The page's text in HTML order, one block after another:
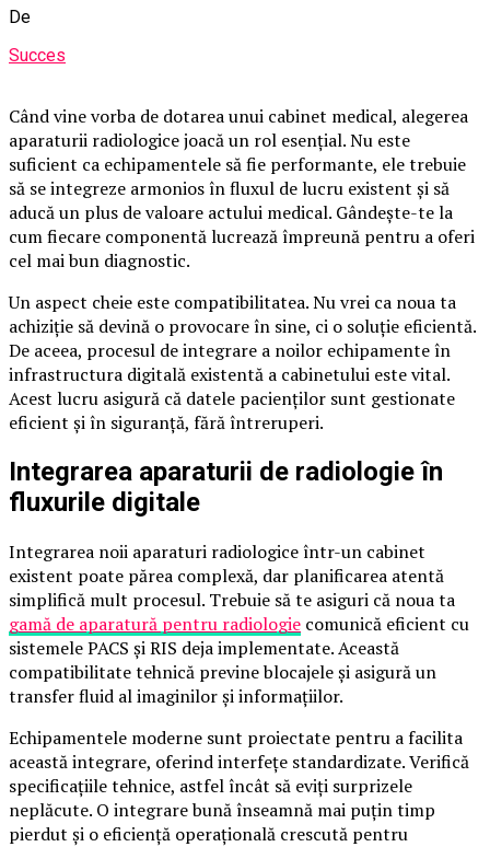
De
Succes
Când vine vorba de dotarea unui cabinet medical, alegerea
aparaturii radiologice joacă un rol esențial. Nu este
suficient ca echipamentele să fie performante, ele trebuie
să se integreze armonios în fluxul de lucru existent și să
aducă un plus de valoare actului medical. Gândește-te la
cum fiecare componentă lucrează împreună pentru a oferi
cel mai bun diagnostic.
Un aspect cheie este compatibilitatea. Nu vrei ca noua ta
achiziție să devină o provocare în sine, ci o soluție eficientă.
De aceea, procesul de integrare a noilor echipamente în
infrastructura digitală existentă a cabinetului este vital.
Acest lucru asigură că datele pacienților sunt gestionate
eficient și în siguranță, fără întreruperi.
Integrarea aparaturii de radiologie în
fluxurile digitale
Integrarea noii aparaturi radiologice într-un cabinet
existent poate părea complexă, dar planificarea atentă
simplifică mult procesul. Trebuie să te asiguri că noua ta
gamă de aparatură pentru radiologie comunică eficient cu
sistemele PACS și RIS deja implementate. Această
compatibilitate tehnică previne blocajele și asigură un
transfer fluid al imaginilor și informațiilor.
Echipamentele moderne sunt proiectate pentru a facilita
această integrare, oferind interfețe standardizate. Verifică
specificațiile tehnice, astfel încât să eviți surprizele
neplăcute. O integrare bună înseamnă mai puțin timp
pierdut și o eficiență operațională crescută pentru